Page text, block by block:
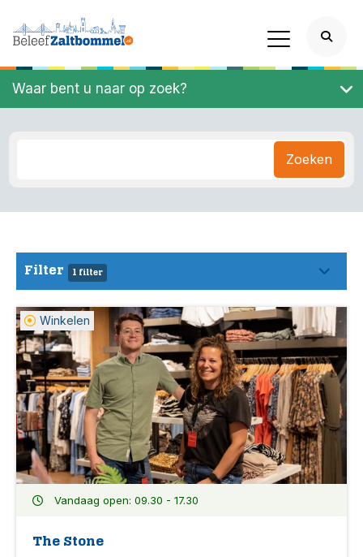
Waar bent u naar op zoek?
Zoeken
Filter 1 filter
Winkelen
Vandaag open: 09.30 - 17.30
The Stone